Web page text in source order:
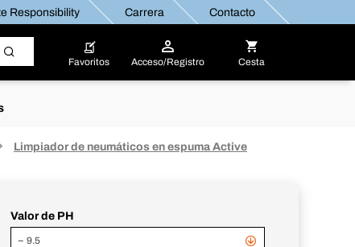
Responsibility Carrera Contacto
Favoritos Acceso/Registro Cesta
Limpiador de neumáticos en espuma Active
Valor de PH
~ 9.5